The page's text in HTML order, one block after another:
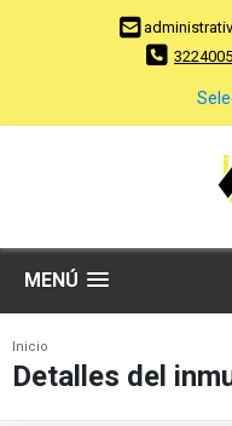
MENÚ
Inicio
Detalles del